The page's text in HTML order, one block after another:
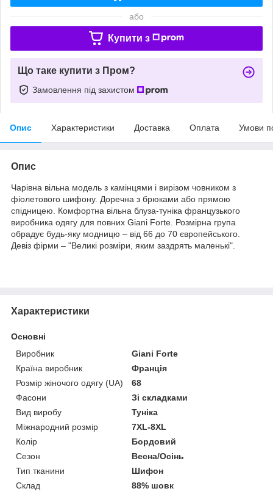
або
Купити з
Що таке купити з Пром?
Замовлення під захистом
Опис Характеристики Доставка Оплата Умови
Опис
Чарівна вільна модель з камінцями і вирізом човником з
фіолетового шифону. Доречна з брюками або прямою
спідницею. Комфортна вільна блуза-туніка французького
виробника одягу для повних Giani Forte. Розмірна група
обрадує будь-яку модницю – від 66 до 70 європейського.
Девіз фірми – "Великі розміри, яким заздрять маленькі".
Характеристики
Основні
Виробник
Giani Forte
Країна виробник
Франція
Розмір жіночого одягу (UA)
68
Фасони
Зі складками
Вид виробу
Туніка
Міжнародний розмір
7XL-8XL
Колір
Бордовий
Сезон
Весна/Осінь
Тип тканини
Шифон
Склад
88% шовк